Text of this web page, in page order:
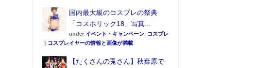
国内最大級のコスプレの祭典
「コスホリック18」写真...
under イベント・キャンペーン, コスプレ
｜コスプレイヤーの情報と画像が満載
【たくさんの兎さん】秋葉原で